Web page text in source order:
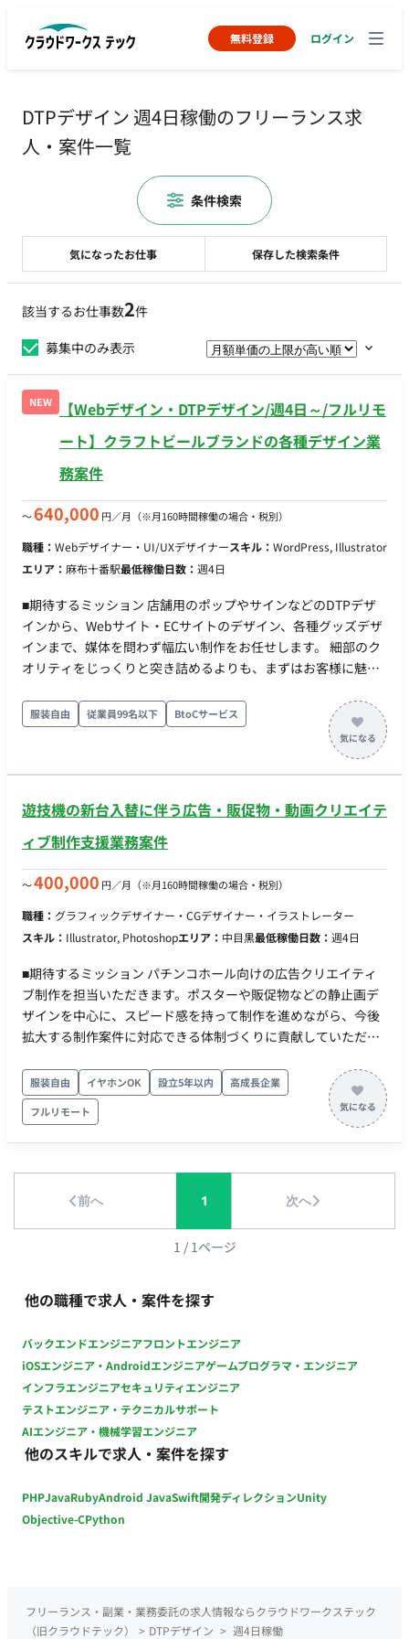
無料登録 ログイン
DTPデザイン 週4日稼働のフリーランス求
人・案件一覧
該当するお仕事数2件
募集中のみ表示
NEW
【Webデザイン・DTPデザイン/週4日～/フルリモ
ート】クラフトビールブランドの各種デザイン業
務案件
〜640,000 円／月 （※月160時間稼働の場合・税別）
職種： Webデザイナー・UI/UXデザイナースキル： WordPress, Illustrator
エリア： 麻布十番駅最低稼働日数： 週4日
■期待するミッション 店舗用のポップやサインなどのDTPデザ
インから、Webサイト・ECサイトのデザイン、各種グッズデザ
インまで、媒体を問わず幅広い制作をお任せします。 細部のク
オリティをじっくりと突き詰めるよりも、まずはお客様に魅力
なミッションとなります。担当者と直接やり取りを行いなが
ら、柔軟かつ迅速に対応していただきます。 ■業務内容・担当
工程 【クラフトビールブランドにおける各種デザイン業務】 ・
店舗用のポップ、サインなどのDTPデザイン制作 ・Webサイ
グッズのデザイン制作 ・担当者と直接連携し、企画からのスピ
ーディーな制作進行 担当工程：【要件定義・設計・実装】 ■チ
日数：週5日（月160時間目安。ただし、参画当初は月32時間や
合わせを行った上で段階的に稼働を増やす想定です） ・リモー
ト稼働：可 ・フレックス稼働：可
服装自由 従業員99名以下 BtoCサービス
遊技機の新台入替に伴う広告・販促物・動画クリエイテ
ィブ制作支援業務案件
〜400,000 円／月 （※月160時間稼働の場合・税別）
職種： グラフィックデザイナー・CGデザイナー・イラストレーター
スキル： Illustrator, Photoshopエリア： 中目黒最低稼働日数： 週4日
■期待するミッション パチンコホール向けの広告クリエイティ
ブ制作を担当いただきます。ポスターや販促物などの静止画デ
ザインを中心に、スピード感を持って制作を進めながら、今後
拡大する制作案件に対応できる体制づくりに貢献していただく
ティブ制作】 ・パチンコホール向けポスター制作 ・販促物デザ
イン制作 ・広告バナー制作 ・静止画クリエイティブ制作 【動
画クリエイティブ制作】 ・広告動画制作 ・After Effectsを用い
たアニメーション制作（可能な方歓迎） ■働き方 ・稼働量：週
服装自由 イヤホンOK 設立5年以内
高成長企業
フルリモート
前へ 1 次へ
1 / 1ページ
他の職種で求人・案件を探す
バックエンドエンジニアフロントエンジニア
iOSエンジニア・Androidエンジニアゲームプログラマ・エンジニア
インフラエンジニアセキュリティエンジニア
テストエンジニア・テクニカルサポート
AIエンジニア・機械学習エンジニア
他のスキルで求人・案件を探す
PHPJavaRubyAndroid JavaSwift開発ディレクションUnity
Objective-CPython
気になったお仕事 保存した検索条件
条件検索
フリーランス・副業・業務委託の求人情報ならクラウドワークステック
（旧クラウドテック）
> DTPデザイン > 週4日稼働